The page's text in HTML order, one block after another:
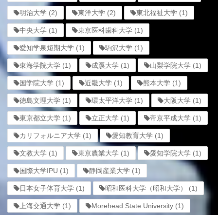
明治大学 (2) 東洋大学 (2) 東北福祉大学 (1)
中央大学 (1) 東京医科歯科大学 (1)
愛知学泉短期大学 (1) 駒沢大学 (1)
東海学院大学 (1) 成蹊大学 (1) 山梨学院大学 (1)
国学院大学 (1) 近畿大学 (1) 熊本大学 (1)
徳島文理大学 (1) 環太平洋大学 (1) 大阪大学 (1)
東京都立大学 (1) 立正大学 (1) 帝京平成大学 (1)
カリフォルニア大学 (1) 愛知教育大学 (1)
文教大学 (1) 東京農業大学 (1) 愛知学院大学 (1)
国際大学IPU (1) 静岡産業大学 (1)
日本女子体育大学 (1) 昭和医科大学（昭和大学） (1)
上海交通大学 (1) Morehead State University (1)